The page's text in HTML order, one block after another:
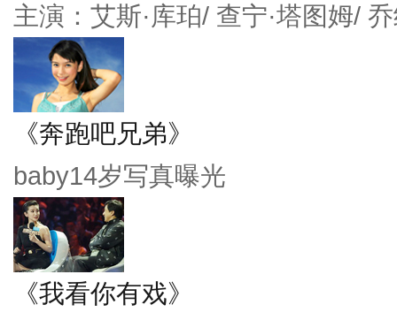
主演：艾斯·库珀/ 查宁·塔图姆/
《奔跑吧兄弟》
baby14岁写真曝光
《我看你有戏》